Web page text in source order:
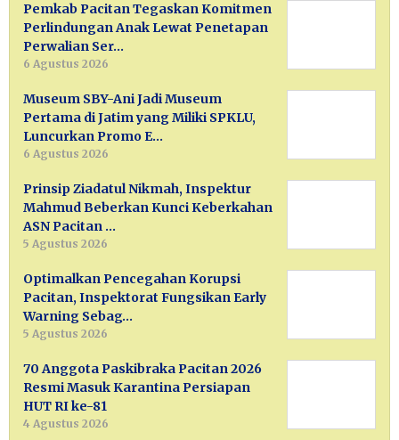
Pemkab Pacitan Tegaskan Komitmen
Perlindungan Anak Lewat Penetapan
Perwalian Ser…
6 Agustus 2026
Museum SBY-Ani Jadi Museum
Pertama di Jatim yang Miliki SPKLU,
Luncurkan Promo E…
6 Agustus 2026
Prinsip Ziadatul Nikmah, Inspektur
Mahmud Beberkan Kunci Keberkahan
ASN Pacitan …
5 Agustus 2026
Optimalkan Pencegahan Korupsi
Pacitan, Inspektorat Fungsikan Early
Warning Sebag…
5 Agustus 2026
70 Anggota Paskibraka Pacitan 2026
Resmi Masuk Karantina Persiapan
HUT RI ke-81
4 Agustus 2026